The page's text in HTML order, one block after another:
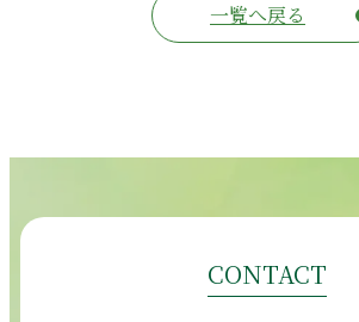
一覧へ戻る
CONTACT